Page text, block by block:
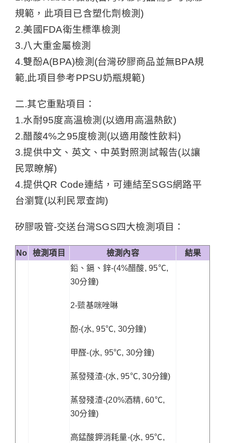
規範，此項目已含塑化劑檢測)
2.美國FDA衛生標準檢測
3.八大重金屬檢測
4.雙酚A(BPA)檢測(台灣矽膠商品並無BPA規
範,此項目參考PPSU奶瓶規範)
二.其它重點項目：
1.水耐95度高溫檢測(以適用高溫熱飲)
2.醋酸4%之95度檢測(以適用酸性飲料)
3.提供中文、英文、中英對照測試報告(以讓
民眾瞭解)
4.提供QR Code連結，可連結至SGS網路平
台瀏覽(以利民眾查詢)
矽膠吸管-交送台灣SGS四大檢測項目：
No 檢測項目 檢測內容 結果
鉛、鎘、鋅-(4%醋酸, 95℃,
30分鐘)
2-巰基咪唑啉
酚-(水, 95℃, 30分鐘)
甲醛-(水, 95℃, 30分鐘)
蒸發殘渣-(水, 95℃, 30分鐘)
蒸發殘渣-(20%酒精, 60℃,
30分鐘)
高錳酸鉀消耗量-(水, 95℃,